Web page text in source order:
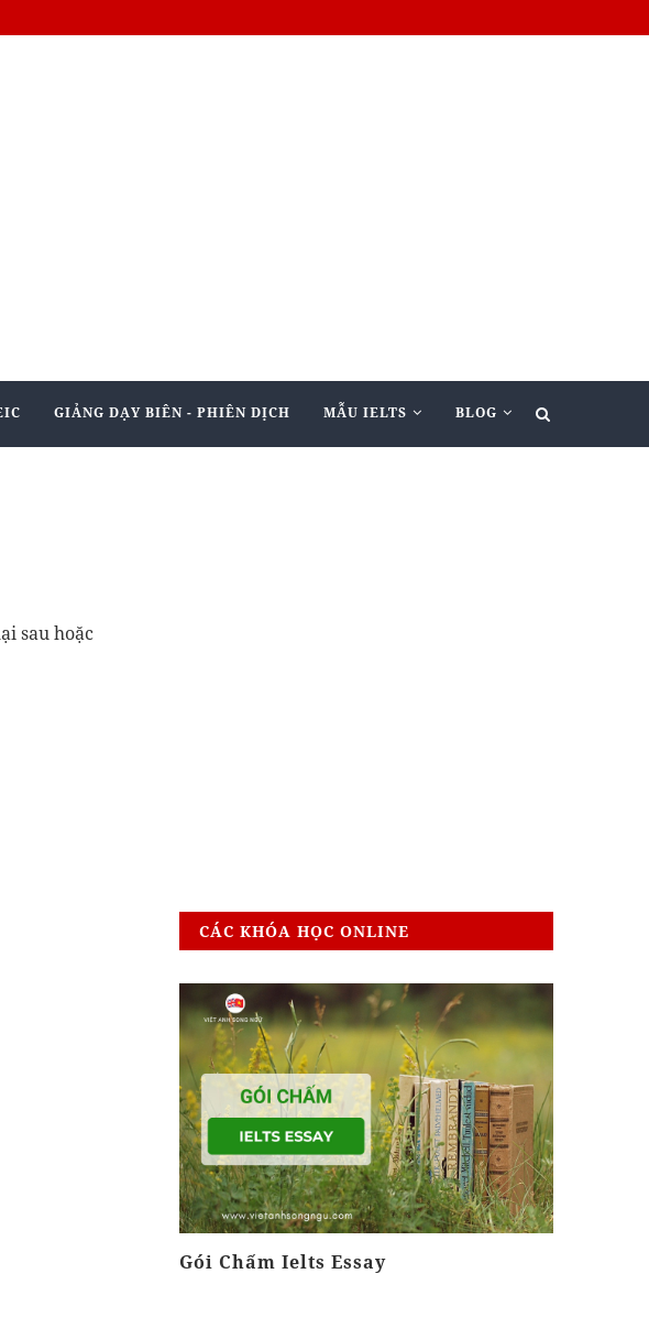
GIẢNG DẠY BIÊN - PHIÊN DỊCH MẪU IELTS BLOG
sau hoặc
CÁC KHÓA HỌC ONLINE
Gói Chấm Ielts Essay